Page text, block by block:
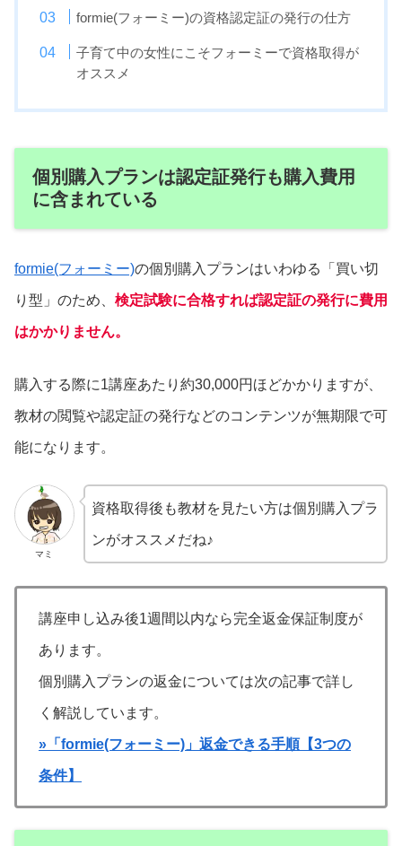
formie(フォーミー)の資格認定証の発行の仕方
子育て中の女性にこそフォーミーで資格取得が
オススメ
個別購入プランは認定証発行も購入費用
に含まれている
formie(フォーミー)の個別購入プランはいわゆる「買い切
り型」のため、 検定試験に合格すれば認定証の発行に費用
はかかりません。
購入する際に1講座あたり約30,000円ほどかかりますが、
教材の閲覧や認定証の発行などのコンテンツが無期限で可
能になります。
マミ
資格取得後も教材を見たい方は個別購入プラ
ンがオススメだね♪
講座申し込み後1週間以内なら完全返金保証制度が
あります。
個別購入プランの返金については次の記事で詳し
く解説しています。
»「formie(フォーミー)」返金できる手順【3つの
条件】